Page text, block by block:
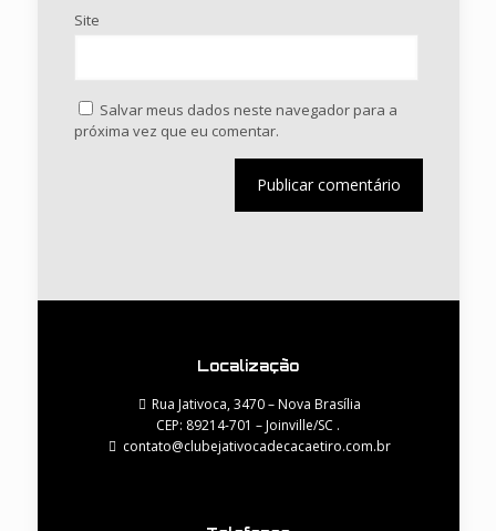
Site
Salvar meus dados neste navegador para a
próxima vez que eu comentar.
Localização
Rua Jativoca, 3470 – Nova Brasília
CEP: 89214-701 – Joinville/SC .
contato@clubejativocadecacaetiro.com.br